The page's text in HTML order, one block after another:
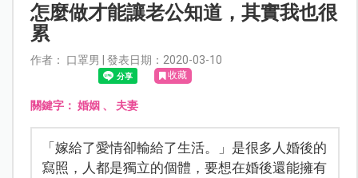
怎麼做才能讓老公知道，其實我也很
累
作者： 口罩男 | 發表日期：2020-03-10
收藏
關鍵字： 婚姻 、 夫妻
「嫁給了愛情卻輸給了生活。」是很多人婚後的
寫照，人都是獨立的個體，要想在婚後還能擁有